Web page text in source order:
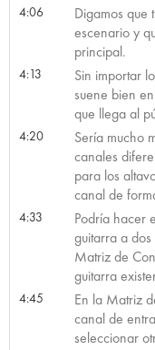
4:06
Digamos que
escenario y
principal.
4:13
Sin importar
suene bien
que llega al
4:20
Sería mucho
canales
para los
canal de
4:33
Podría hacer
guitarra a
Matriz de
guitarra
4:45
En la Matriz
canal de
seleccionar